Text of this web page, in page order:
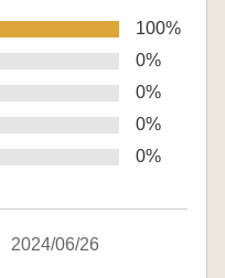
100%
0%
0%
0%
0%
2024/06/26